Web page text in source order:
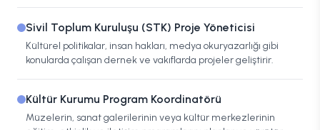
Sivil Toplum Kuruluşu (STK) Proje Yöneticisi
Kültürel politikalar, insan hakları, medya okuryazarlığı gibi
konularda çalışan dernek ve vakıflarda projeler geliştirir.
Kültür Kurumu Program Koordinatörü
Müzelerin, sanat galerilerinin veya kültür merkezlerinin